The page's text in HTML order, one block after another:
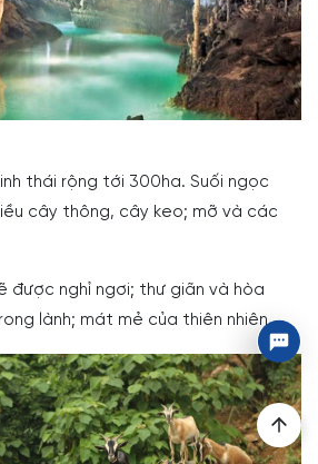
thái rộng tới 300ha. Suối ngọc
cây thông, cây keo; mỡ và các
được nghỉ ngơi; thư giãn và hòa
lành; mát mẻ của thiên nhiên.